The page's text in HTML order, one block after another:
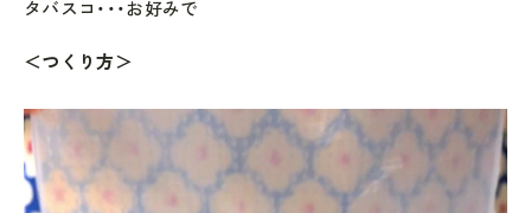
タバスコ・・・お好みで
＜つくり方＞